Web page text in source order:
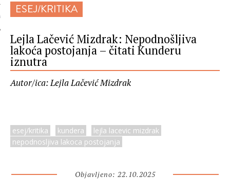
ESEJ/KRITIKA
Lejla Lačević Mizdrak: Nepodnošljiva
lakoća postojanja – čitati Kunderu
iznutra
Autor/ica: Lejla Lačević Mizdrak
esej/kritika kundera
lejla lacevic mizdrak
nepodnosljiva lakoca postojanja
Objavljeno: 22.10.2025